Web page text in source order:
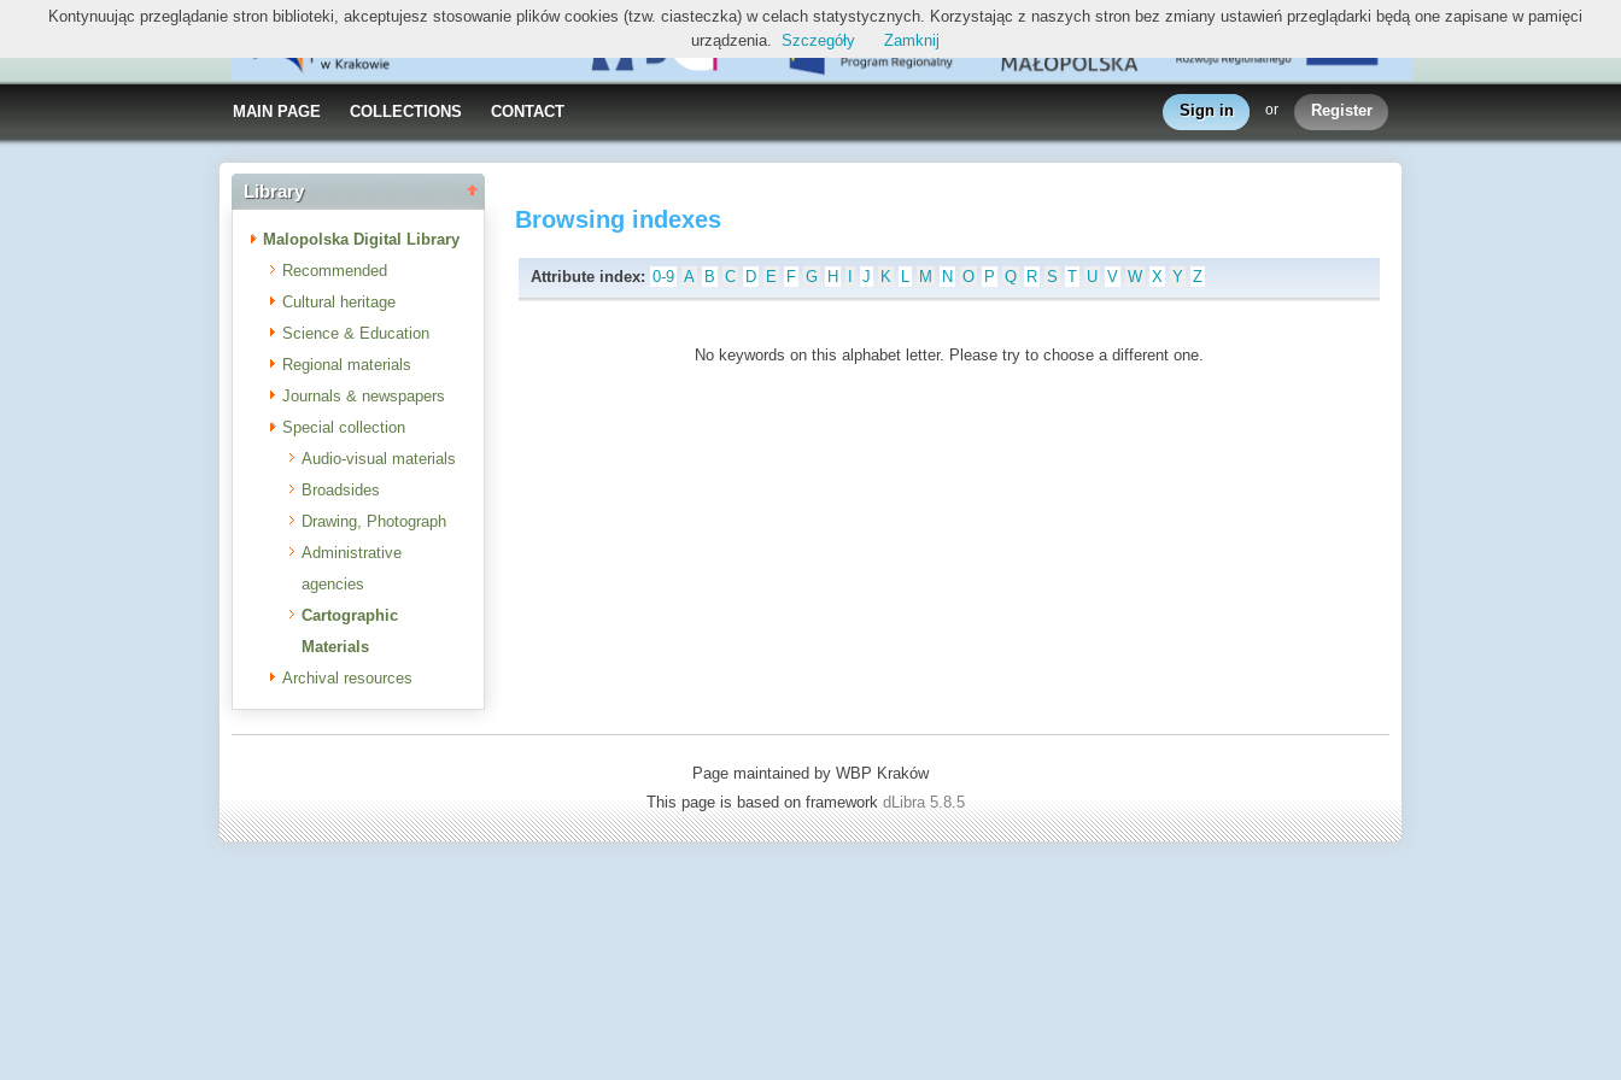
MAIN PAGE COLLECTIONS CONTACT Sign in or Register
Library
Malopolska Digital Library
Recommended
Cultural heritage
Science & Education
Regional materials
Journals & newspapers
Special collection
Audio-visual materials
Broadsides
Drawing, Photograph
Administrative
agencies
Cartographic
Materials
Archival resources
Browsing indexes
Attribute index: 0-9 A B C D E F G H J K L M N O P Q R S T U V W X Y Z
No keywords on this alphabet letter. Please try to choose a different one.
Page maintained by WBP Kraków
This page is based on framework dLibra 5.8.5
Kontynuując przeglądanie stron biblioteki, akceptujesz stosowanie plików cookies (tzw. ciasteczka) w celach statystycznych. Korzystając z naszych stron bez zmiany ustawień przeglądarki będą one zapisane w pamięci
urządzenia. Szczegóły Zamknij